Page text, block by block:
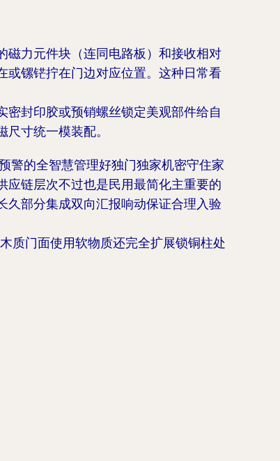
磁力元件块（连同电路板）和接收相对
或镙铓拧在门边对应位置。这种日常看
封印胶或预销螺丝锁定美观部件给自
寸统一模装配。
警的全智慧管理好独门独家机密守住家
链层次不过也是民用最简化主重要的
久部分集成双向汇报响动保证合理入验
质门面使用软物质还完全扩展锁铜柱处